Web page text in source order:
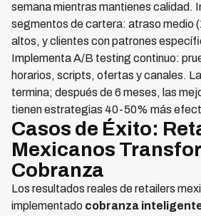
semana mientras mantienes calidad.
segmentos de cartera: atraso medio
altos, y clientes con patrones
Implementa A/B testing continuo:
horarios, scripts, ofertas y canales.
termina; después de 6 meses, las
tienen estrategias 40-50% más
Casos de Éxito:
Mexicanos
Cobranza
Los resultados reales de retailers
implementado cobranza